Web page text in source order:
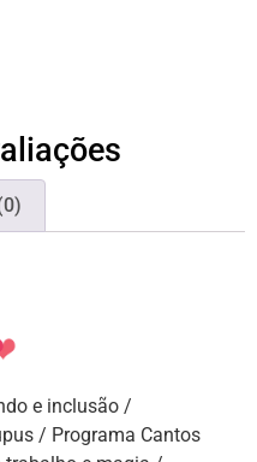
e inclusão /
/ Programa Cantos